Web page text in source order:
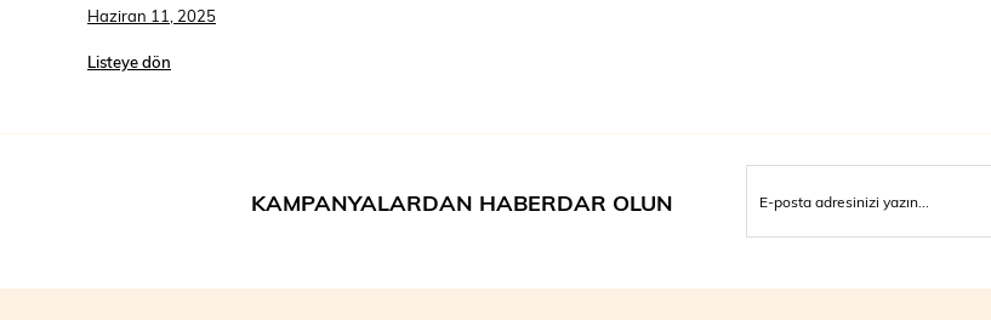
Haziran 11, 2025
Listeye dön
KAMPANYALARDAN HABERDAR OLUN